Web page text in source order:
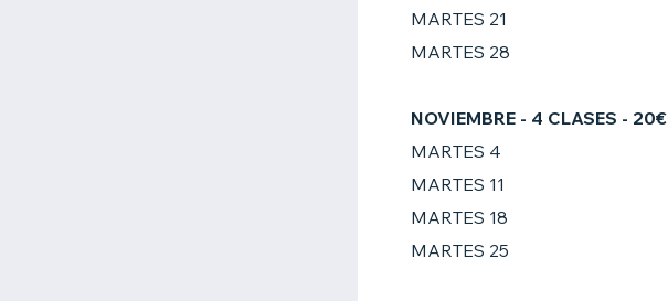
MARTES 21
MARTES 28
NOVIEMBRE - 4 CLASES - 20€
MARTES 4
MARTES 11
MARTES 18
MARTES 25